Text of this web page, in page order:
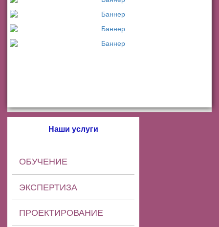
Наши услуги
ОБУЧЕНИЕ
ЭКСПЕРТИЗА
ПРОЕКТИРОВАНИЕ